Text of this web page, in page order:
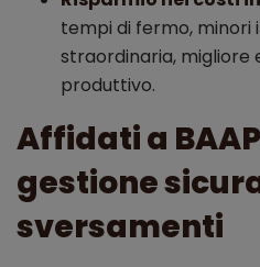
tempi di fermo, minori
straordinaria, migliore
produttivo.
Affidati a
gestione
sversamenti